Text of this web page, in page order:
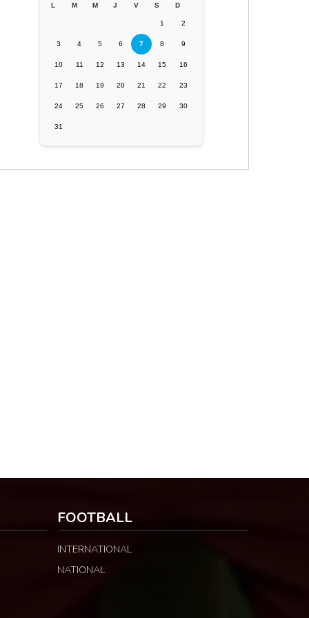
L M M J V S D
1 2
3 4 5 6 7 8 9
10 11 12 13 14 15 16
17 18 19 20 21 22 23
24 25 26 27 28 29 30
31
FOOTBALL
INTERNATIONAL
NATIONAL